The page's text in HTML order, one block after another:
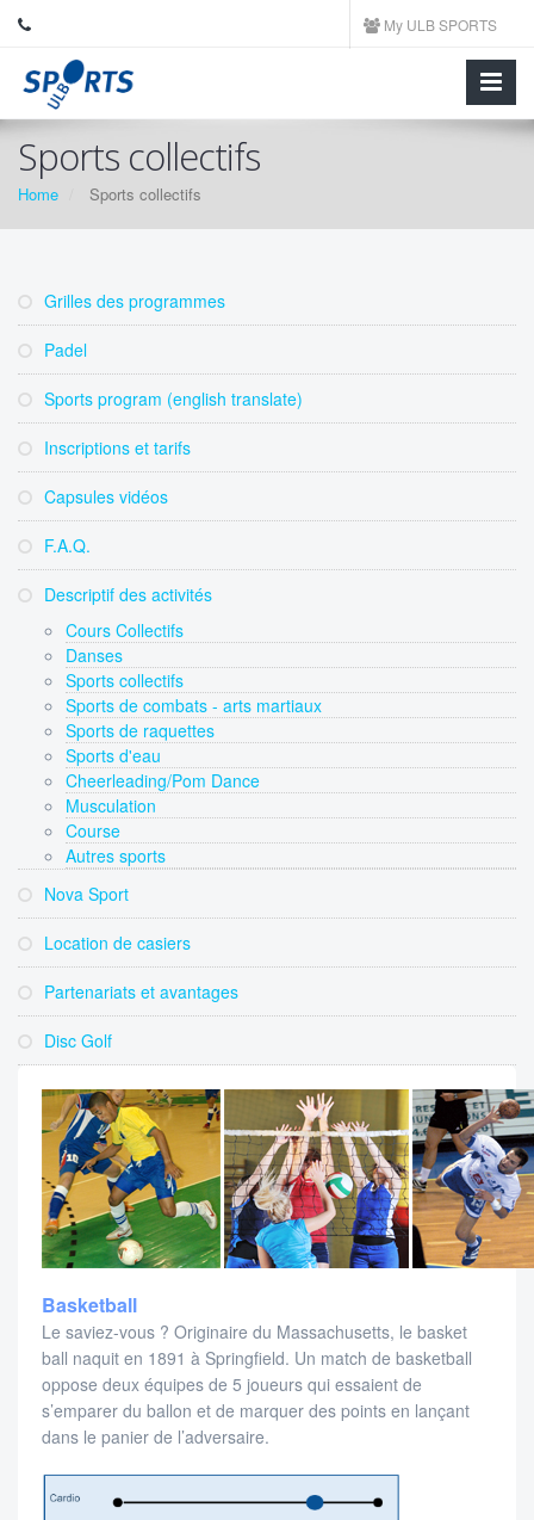
My ULB SPORTS
Sports collectifs
Home Sports collectifs
Grilles des programmes
Padel
Sports program (english translate)
Inscriptions et tarifs
Capsules vidéos
F.A.Q.
Descriptif des activités
Cours Collectifs
Danses
Sports collectifs
Sports de combats - arts martiaux
Sports de raquettes
Sports d'eau
Cheerleading/Pom Dance
Musculation
Course
Autres sports
Nova Sport
Location de casiers
Partenariats et avantages
Disc Golf
Basketball
Le saviez-vous ? Originaire du Massachusetts, le basket
ball naquit en 1891 à Springfield. Un match de basketball
oppose deux équipes de 5 joueurs qui essaient de
s’emparer du ballon et de marquer des points en lançant
dans le panier de l’adversaire.